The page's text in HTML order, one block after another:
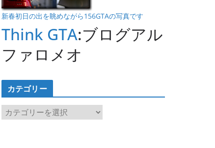
新春初日の出を眺めながら156GTAの写真です
Think GTA:ブログアル
ファロメオ
カテゴリー
カ
テ